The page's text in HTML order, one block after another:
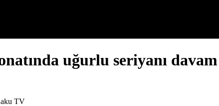
uğurlu seriyanı
TV